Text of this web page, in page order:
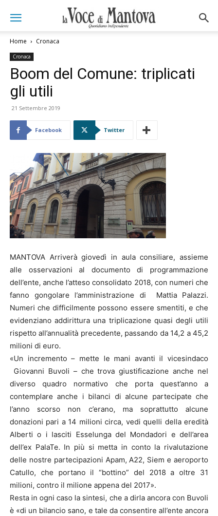
Home Cronaca
Cronaca
Boom del Comune: triplicati
gli utili
21 Settembre 2019
Facebook Twitter
MANTOVA Arriverà giovedì in aula consiliare, assieme
alle osservazioni al documento di programmazione
dell’ente, anche l’atteso consolidato 2018, con numeri che
fanno gongolare l’amministrazione di Mattia Palazzi.
Numeri che difficilmente possono essere smentiti, e che
evidenziano addirittura una triplicazione quasi degli utili
rispetto all’annualità precedente, passando da 14,2 a 45,2
milioni di euro.
«Un incremento – mette le mani avanti il vicesindaco
Giovanni Buvoli – che trova giustificazione anche nel
diverso quadro normativo che porta quest’anno a
contemplare anche i bilanci di alcune partecipate che
l’anno scorso non c’erano, ma soprattutto alcune
donazioni pari a 14 milioni circa, vedi quelli della eredità
Alberti o i lasciti Esselunga del Mondadori e dell’area
dell’ex PalaTe. In più si metta in conto la rivalutazione
delle nostre partecipazioni Apam, A22, Siem e aeroporto
Catullo, che portano il “bottino” del 2018 a oltre 31
milioni, contro il milione appena del 2017».
Resta in ogni caso la sintesi, che a dirla ancora con Buvoli
è «di un bilancio sano, e tale da consentire all’ente ancora